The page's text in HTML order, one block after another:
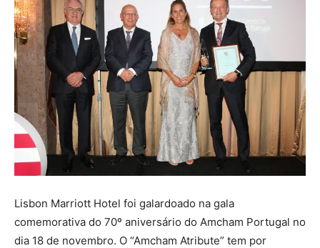
Lisbon Marriott Hotel foi galardoado na gala
comemorativa do 70º aniversário do Amcham Portugal no
dia 18 de novembro. O “Amcham Atribute” tem por